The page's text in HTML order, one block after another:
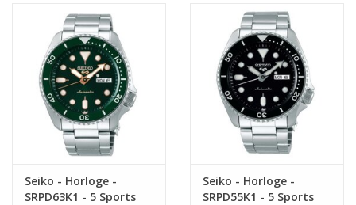
Seiko - Horloge -
SRPD63K1 - 5 Sports
Seiko - Horloge -
SRPD55K1 - 5 Sports